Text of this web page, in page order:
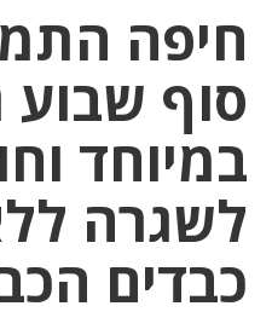
חיפה
סוף שבוע
במיוחד
לשגרה
כבדים